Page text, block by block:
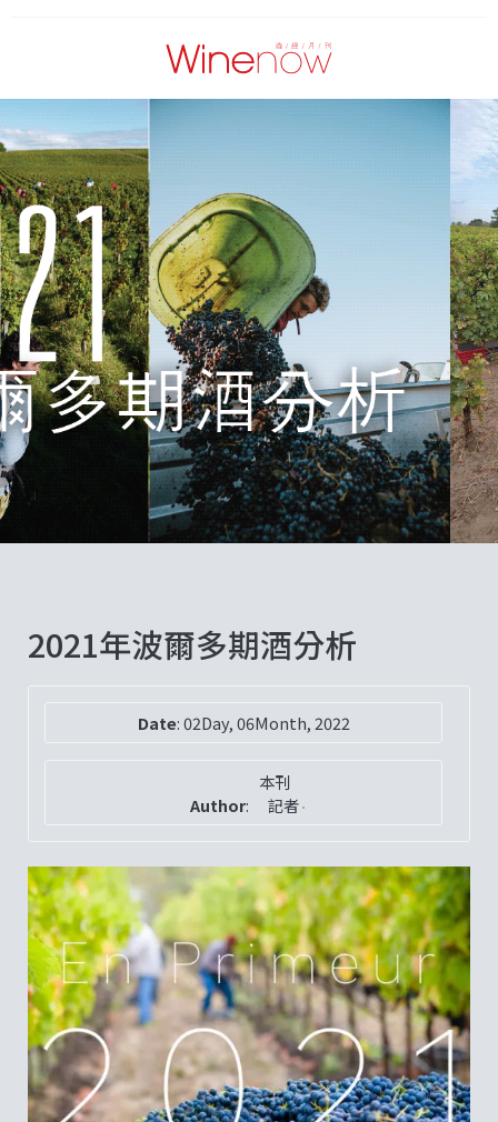
2021年波爾多期酒分析
Date:02Day, 06Month, 2022
Author:
本刊
記者